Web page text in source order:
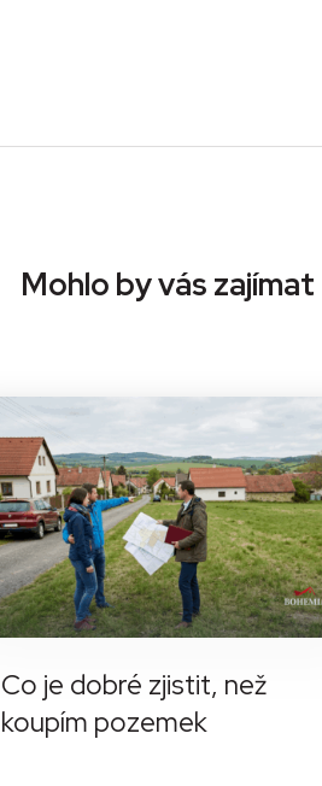
Mohlo by vás zajímat
Co je dobré zjistit, než
koupím pozemek